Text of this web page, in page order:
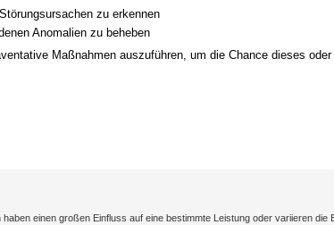
zu erkennen
Anomalien zu beheben
Maßnahmen auszuführen, um die Chance dieses oder
einen großen Einfluss auf eine bestimmte Leistung oder variieren